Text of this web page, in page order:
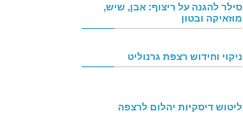
סילר להגנה על ריצוף: אבן, שיש,
מוזאיקה ובטון
ניקוי וחידוש רצפת גרנוליט
ליטוש דיסקיות יהלום לרצפה